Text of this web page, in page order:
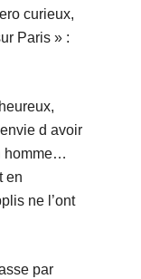
curieux,
Paris » :
d avoir
homme…
en
ne l’ont
par